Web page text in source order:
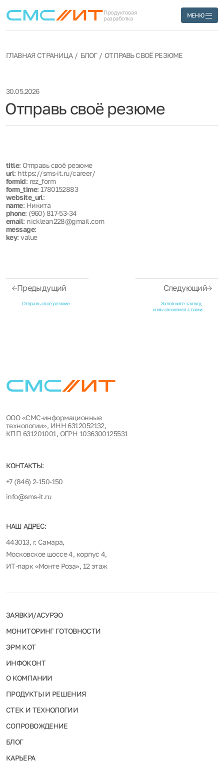
Продуктовая
разработка
МЕНЮ
ГЛАВНАЯ СТРАНИЦА БЛОГ ОТПРАВЬ СВОЁ РЕЗЮМЕ
Отправь своё резюме
30.05.2026
title: Отправь своё резюме
url: https://sms-it.ru/career/
formid: rez_form
form_time: 1780152883
website_url:
name: Никита
phone: (960) 817-53-34
email: nicklean228@gmail.com
message:
key: value
Предыдущий
Отправь своё резюме
Следующий
Заполните заявку,
и мы свяжемся с вами
ООО «СМС-информационные
технологии», ИНН 6312052132,
КПП 631201001, ОГРН 1036300125531
КОНТАКТЫ:
+7 (846) 2-150-150
info@sms-it.ru
НАШ АДРЕС:
443013, г. Самара,
Московское шоссе 4, корпус 4,
ИТ-парк «Монте Роза», 12 этаж
ЗАЯВКИ/АСУРЭО
МОНИТОРИНГ ГОТОВНОСТИ
ЭРМ КОТ
ИНФОКОНТ
О КОМПАНИИ
ПРОДУКТЫ И РЕШЕНИЯ
СТЕК И ТЕХНОЛОГИИ
СОПРОВОЖДЕНИЕ
БЛОГ
КАРЬЕРА